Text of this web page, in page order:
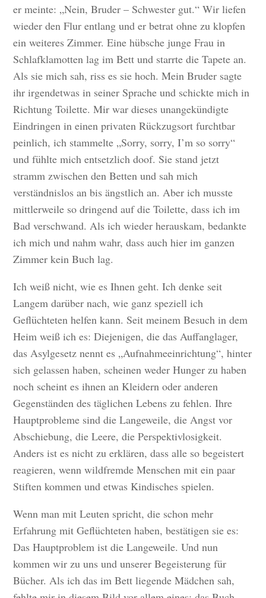
er meinte: „Nein, Bruder – Schwester gut.“ Wir liefen
wieder den Flur entlang und er betrat ohne zu klopfen
ein weiteres Zimmer. Eine hübsche junge Frau in
Schlafklamotten lag im Bett und starrte die Tapete an.
Als sie mich sah, riss es sie hoch. Mein Bruder sagte
ihr irgendetwas in seiner Sprache und schickte mich in
Richtung Toilette. Mir war dieses unangekündigte
Eindringen in einen privaten Rückzugsort furchtbar
peinlich, ich stammelte „Sorry, sorry, I’m so sorry“
und fühlte mich entsetzlich doof. Sie stand jetzt
stramm zwischen den Betten und sah mich
verständnislos an bis ängstlich an. Aber ich musste
mittlerweile so dringend auf die Toilette, dass ich im
Bad verschwand. Als ich wieder herauskam, bedankte
ich mich und nahm wahr, dass auch hier im ganzen
Zimmer kein Buch lag.
Ich weiß nicht, wie es Ihnen geht. Ich denke seit
Langem darüber nach, wie ganz speziell ich
Geflüchteten helfen kann. Seit meinem Besuch in dem
Heim weiß ich es: Diejenigen, die das Auffanglager,
das Asylgesetz nennt es „Aufnahmeeinrichtung“, hinter
sich gelassen haben, scheinen weder Hunger zu haben
noch scheint es ihnen an Kleidern oder anderen
Gegenständen des täglichen Lebens zu fehlen. Ihre
Hauptprobleme sind die Langeweile, die Angst vor
Abschiebung, die Leere, die Perspektivlosigkeit.
Anders ist es nicht zu erklären, dass alle so begeistert
reagieren, wenn wildfremde Menschen mit ein paar
Stiften kommen und etwas Kindisches spielen.
Wenn man mit Leuten spricht, die schon mehr
Erfahrung mit Geflüchteten haben, bestätigen sie es:
Das Hauptproblem ist die Langeweile. Und nun
kommen wir zu uns und unserer Begeisterung für
Bücher. Als ich das im Bett liegende Mädchen sah,